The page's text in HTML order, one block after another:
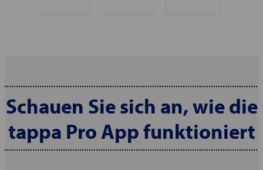
Schauen Sie sich an, wie die
tappa Pro App funktioniert